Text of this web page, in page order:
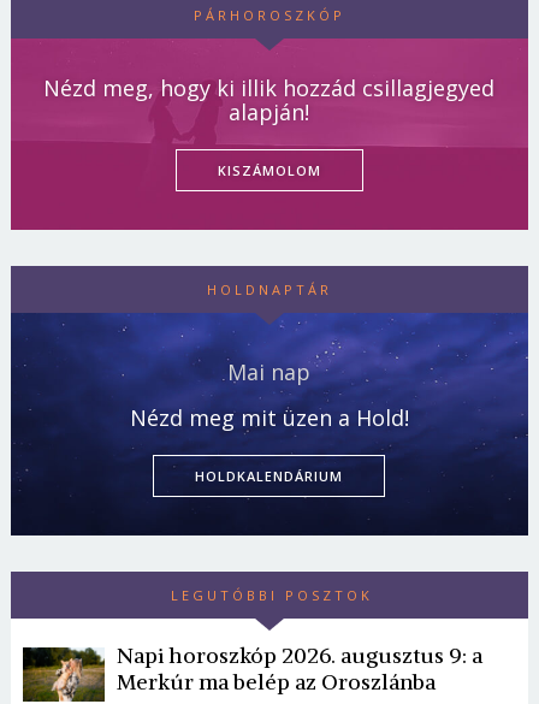
PÁRHOROSZKÓP
Nézd meg, hogy ki illik hozzád csillagjegyed
alapján!
KISZÁMOLOM
HOLDNAPTÁR
Mai nap
Nézd meg mit üzen a Hold!
HOLDKALENDÁRIUM
LEGUTÓBBI POSZTOK
Napi horoszkóp 2026. augusztus 9: a
Merkúr ma belép az Oroszlánba